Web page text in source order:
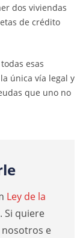
dos viviendas
de crédito
esas
única vía legal y
que uno no
Ley de la
. Si quiere
nosotros e